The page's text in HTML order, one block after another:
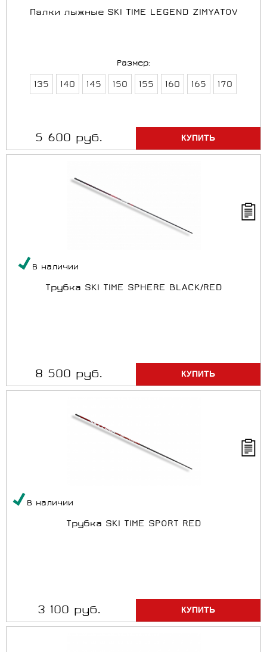
Палки лыжные SKI TIME LEGEND ZIMYATOV
Размер:
135 140 145 150 155 160 165 170
5 600 руб.
В наличии
Трубка SKI TIME SPHERE BLACK/RED
8 500 руб.
В наличии
Трубка SKI TIME SPORT RED
3 100 руб.